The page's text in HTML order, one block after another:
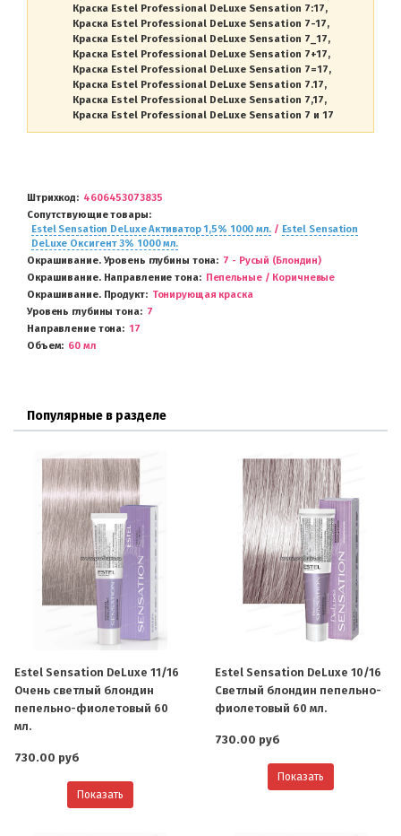
Краска Estel Professional DeLuxe Sensation 7:17
Краска Estel Professional DeLuxe Sensation 7-17
Краска Estel Professional DeLuxe Sensation 7_17
Краска Estel Professional DeLuxe Sensation 7+17
Краска Estel Professional DeLuxe Sensation 7=17
Краска Estel Professional DeLuxe Sensation 7.17
Краска Estel Professional DeLuxe Sensation 7,17
Краска Estel Professional DeLuxe Sensation 7 и 17
Штрихкод
4606453073835
Сопутствующие товары
Estel Sensation DeLuxe Активатор 1,5% 1000 мл./ Estel Sensation
DeLuxe Оксигент 3% 1000 мл.
Окрашивание. Уровень глубины тона
7 - Русый (Блондин)
Окрашивание. Направление тона
Пепельные / Коричневые
Окрашивание. Продукт
Тонирующая краска
Уровень глубины тона
7
Направление тона
17
Объем
60 мл
Популярные в разделе
Estel Sensation DeLuxe 11/16
Очень светлый блондин
пепельно-фиолетовый 60
мл.
730.00 руб
Показать
Estel Sensation DeLuxe 10/16
Светлый блондин пепельно-
фиолетовый 60 мл.
730.00 руб
Показать